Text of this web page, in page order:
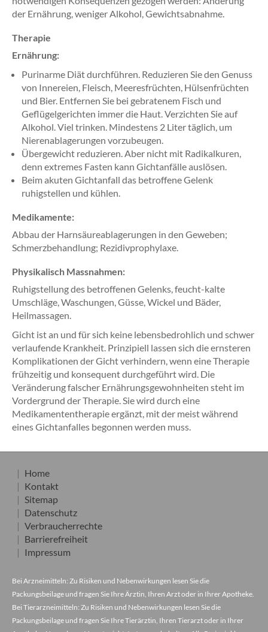
der Ernährung, weniger Alkohol, Gewichtsabnahme.
Therapie
Ernährung:
Purinarme Diät durchführen. Reduzieren Sie den Genuss
von Innereien, Fleisch, Meeresfrüchten, Hülsenfrüchten
und Bier. Entfernen Sie bei gebratenem Fisch und
Geflügelgerichten immer die Haut. Verzichten Sie auf
Alkohol. Viel trinken. Mindestens 2 Liter täglich, um
Nierenablagerungen vorzubeugen.
Übergewicht reduzieren. Aber nicht mit Radikalkuren,
denn extremes Fasten kann Gichtanfälle auslösen.
Beim akuten Gichtanfall das betroffene Gelenk
ruhigstellen und kühlen.
Medikamente:
Abbau der Harnsäureablagerungen in den Geweben;
Schmerzbehandlung; Rezidivprophylaxe.
Physikalisch Massnahmen:
Ruhigstellung des betroffenen Gelenks, feucht-kalte
Umschläge, Waschungen, Güsse, Wickel und Bäder,
Heilmassagen.
Gicht ist an und für sich keine lebensbedrohlich und schwer
verlaufende Krankheit. Prinzipiell lassen sich die ernsteren
Komplikationen der Gicht verhindern, wenn eine Therapie
frühzeitig und konsequent durchgeführt wird. Die
Veränderung falscher Ernährungsgewohnheiten steht im
Vordergrund der Therapie. Sie wird durch eine
Medikamententherapie ergänzt, mit der meist während
eines Gichtanfalles begonnen werden muss.
Home
Kontakt
Sitemap
Datenschutz
Verbraucherrechte
Barrierefreiheit
Impressum
Bei Arzneimitteln: Zu Risiken und Nebenwirkungen lesen Sie die
Packungsbeilage und fragen Sie Ihre Ärztin, Ihren Arzt oder in Ihrer Apotheke.
Bei Tierarzneimitteln: Zu Risiken und Nebenwirkungen lesen Sie die
Packungsbeilage und fragen Sie Ihre Tierärztin, Ihren Tierarzt oder in Ihrer